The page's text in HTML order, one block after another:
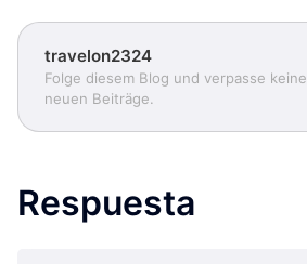
travelon2324
Folge diesem Blog und verpasse keine
neuen Beiträge.
Respuesta